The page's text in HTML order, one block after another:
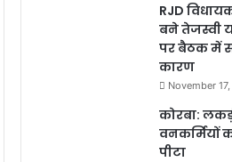
RJD
बने तेजस्वी
पर बैठक में
कारण
November
कोरबा:
वनकर्मियों
पीटा